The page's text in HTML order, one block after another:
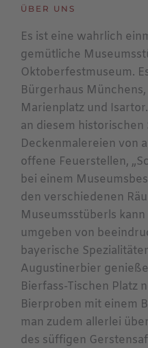
ÜBER UNS
Es ist eine wahrlich
gemütliche
Oktoberfestmuseum.
Bürgerhaus
Marienplatz und
an diesem historischen
Deckenmalereien von
offene Feuerstellen,
bei einem
den verschiedenen
Museumsstüberls
umgeben von
bayerische
Augustinerbier
Bierfass-Tischen Platz
Bierproben mit einem
man zudem allerlei
des süffigen